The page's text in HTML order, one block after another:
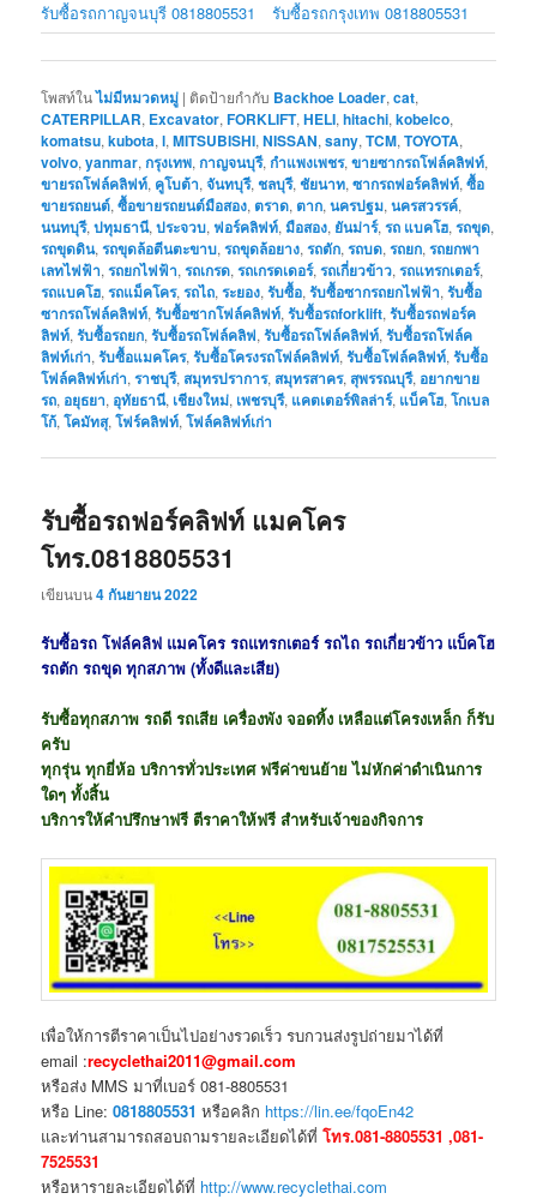
รับซื้อรถกาญจนบุรี 0818805531
รับซื้อรถกรุงเทพ 0818805531
โพสท์ในไม่มีหมวดหมู่ | ติดป้ายกำกับ Backhoe Loader,cat,
CATERPILLAR, Excavator,FORKLIFT,HELI,hitachi,kobelco,
komatsu,kubota,l,MITSUBISHI,NISSAN,sany,TCM,TOYOTA,
volvo,yanmar,กรุงเทพ,กาญจนบุรี,กำแพงเพชร,ขายซากรถโฟล์คลิฟท์,
ขายรถโฟล์คลิฟท์, คูโบต้า,จันทบุรี,ชลบุรี,ชัยนาท,ซากรถฟอร์คลิฟท์,ซื้อ
ขายรถยนต์,ซื้อขายรถยนต์มือสอง,ตราด,ตาก,นครปฐม,นครสวรรค์,
นนทบุรี,ปทุมธานี,ประจวบ,ฟอร์คลิฟท์,มือสอง, ยันม่าร์,รถ แบคโฮ,รถขุด,
รถขุดดิน,รถขุดล้อตีนตะขาบ,รถขุดล้อยาง,รถตัก,รถบด,รถยก,รถยกพา
เลทไฟฟ้า,รถยกไฟฟ้า,รถเกรด,รถเกรดเดอร์,รถเกี่ยวข้าว,รถแทรกเตอร์,
รถแบคโฮ,รถแม็คโคร,รถไถ,ระยอง,รับซื้อ,รับซื้อซากรถยกไฟฟ้า,รับซื้อ
ซากรถโฟล์คลิฟท์,รับซื้อซากโฟล์คลิฟท์,รับซื้อรถforklift,รับซื้อรถฟอร์ค
ลิฟท์,รับซื้อรถยก,รับซื้อรถโฟล์คลิฟ,รับซื้อรถโฟล์คลิฟท์,รับซื้อรถโฟล์ค
ลิฟท์เก่า,รับซื้อแมคโคร,รับซื้อโครงรถโฟล์คลิฟท์,รับซื้อโฟล์คลิฟท์,รับซื้อ
โฟล์คลิฟท์เก่า,ราชบุรี, สมุทรปราการ, สมุทรสาคร, สุพรรณบุรี, อยากขาย
รถ, อยุธยา, อุทัยธานี, เชียงใหม่, เพชรบุรี, แคตเตอร์พิลล่าร์, แบ็คโฮ,โกเบล
โก้,โคมัทสุ,โฟร์คลิฟท์,โฟล์คลิฟท์เก่า
รับซื้อรถฟอร์คลิฟท์ แมคโคร
โทร.0818805531
เขียนบน4 กันยายน 2022
รับซื้อรถ โฟล์คลิฟ แมคโคร รถแทรกเตอร์ รถไถ รถเกี่ยวข้าว แบ็คโฮ
รถตัก รถขุด ทุกสภาพ (ทั้งดีและเสีย)
รับซื้อทุกสภาพ รถดี รถเสีย เครื่องพัง จอดทิ้ง เหลือแต่โครงเหล็ก ก็รับ
ครับ
ทุกรุ่น ทุกยี่ห้อ บริการทั่วประเทศ ฟรีค่าขนย้าย ไม่หักค่าดำเนินการ
ใดๆ ทั้งสิ้น
บริการให้คำปรึกษาฟรี ตีราคาให้ฟรี สำหรับเจ้าของกิจการ
เพื่อให้การตีราคาเป็นไปอย่างรวดเร็ว รบกวนส่งรูปถ่ายมาได้ที่
email :recyclethai2011@gmail.com
หรือส่ง MMS มาที่เบอร์ 081-8805531
หรือ Line:0818805531 หรือคลิก https://lin.ee/fqoEn42
และท่านสามารถสอบถามรายละเอียดได้ที่โทร.081-8805531 ,081-
7525531
หรือหารายละเอียดได้ที่ http://www.recyclethai.com